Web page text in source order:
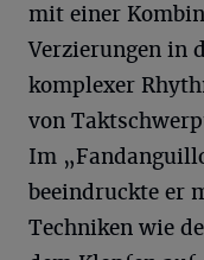
mit einer
Verzierungen in
komplexer
von
Im
beeindruckte er
Techniken wie